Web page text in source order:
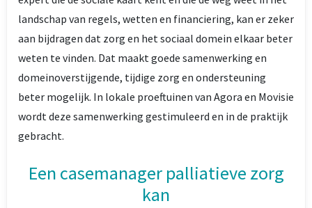
landschap van regels, wetten en financiering, kan er zeker
aan bijdragen dat zorg en het sociaal domein elkaar beter
weten te vinden. Dat maakt goede samenwerking en
domeinoverstijgende, tijdige zorg en ondersteuning
beter mogelijk. In lokale proeftuinen van Agora en Movisie
wordt deze samenwerking gestimuleerd en in de praktijk
gebracht.
Een casemanager palliatieve zorg
kan